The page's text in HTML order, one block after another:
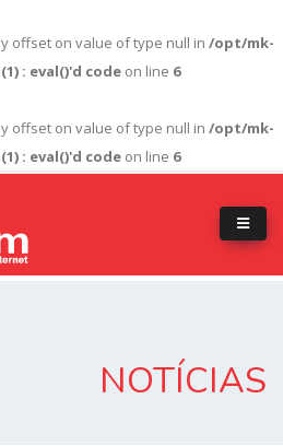
offset on value of type null in /opt/mk-
: eval()'d code on line 6
offset on value of type null in /opt/mk-
: eval()'d code on line 6
NOTÍCIAS